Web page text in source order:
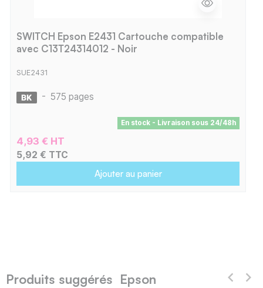
SWITCH Epson E2431 Cartouche compatible
avec C13T24314012 - Noir
SUE2431
- 575 pages
En stock - Livraison sous 24/48h
4,93 € HT
5,92 € TTC
Ajouter au panier
Produits suggérés Epson